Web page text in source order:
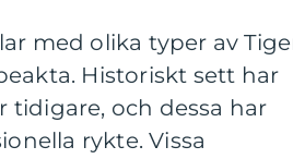
med olika typer av
Historiskt sett har
och dessa har
rykte. Vissa